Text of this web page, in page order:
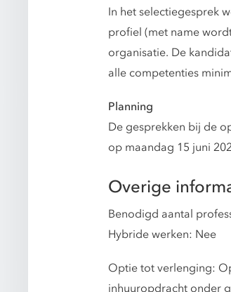
In het selectiegesprek
profiel (met name
organisatie. De
alle competenties
Planning
De gesprekken bij de
op maandag 15 juni
Overige
Benodigd aantal
Hybride werken: Nee
Optie tot verlenging:
inhuuropdracht onder